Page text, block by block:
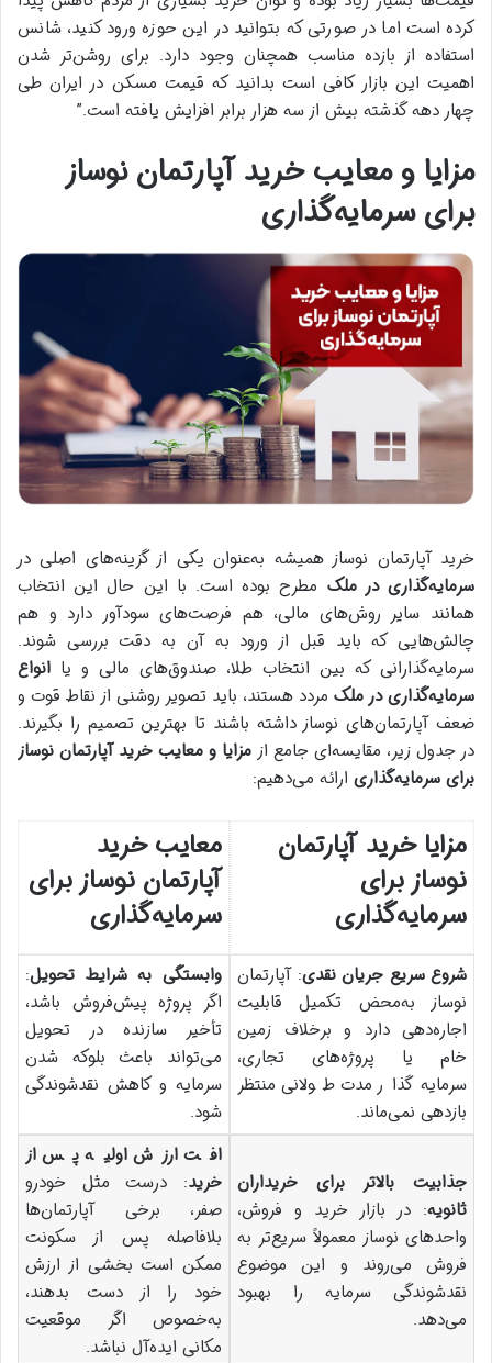
کرده است اما در صورتی که بتوانید در این حوزه ورود کنید، شانس
استفاده از بازده مناسب همچنان وجود دارد. برای روشن‌تر شدن
اهمیت این بازار کافی است بدانید که قیمت مسکن در ایران طی
چهار دهه گذشته بیش از سه هزار برابر افزایش یافته است.”
مزایا و معایب خرید آپارتمان نوساز
برای سرمایه‌گذاری
خرید آپارتمان نوساز همیشه به‌عنوان یکی از گزینه‌های اصلی در
سرمایه‌گذاری در ملک مطرح بوده است. با این حال این انتخاب
همانند سایر روش‌های مالی، هم فرصت‌های سودآور دارد و هم
چالش‌هایی که باید قبل از ورود به آن به دقت بررسی شوند.
سرمایه‌گذارانی که بین انتخاب طلا، صندوق‌های مالی و یا انواع
سرمایه‌گذاری در ملک مردد هستند، باید تصویر روشنی از نقاط قوت و
ضعف آپارتمان‌های نوساز داشته باشند تا بهترین تصمیم را بگیرند.
در جدول زیر، مقایسه‌ای جامع از مزایا و معایب خرید آپارتمان نوساز
برای سرمایه‌گذاری ارائه می‌دهیم:
مزایاخرید آپارتمان
نوساز برای
سرمایه‌گذاری
معایبخرید
آپارتمان نوساز برای
سرمایه‌گذاری
شروع سریع جریان نقدی: آپارتمان
نوساز به‌محض تکمیل قابلیت
اجاره‌دهی دارد و برخلاف زمین
خام یا پروژه‌های تجاری،
سرمایه‌گذار مدت طولانی منتظر
بازدهی نمی‌ماند.
وابستگی به شرایط تحویل:
اگر پروژه پیش‌فروش باشد،
تأخیر سازنده در تحویل
می‌تواند باعث بلوکه شدن
سرمایه و کاهش نقدشوندگی
شود.
جذابیت بالاتر برای خریداران
ثانویه: در بازار خرید و فروش،
واحدهای نوساز معمولاً سریع‌تر به
فروش می‌روند و این موضوع
نقدشوندگی سرمایه را بهبود
می‌دهد.
افت ارزش اولیه پس از
خرید: درست مثل خودرو
صفر، برخی آپارتمان‌ها
بلافاصله پس از سکونت
ممکن است بخشی از ارزش
خود را از دست بدهند،
به‌خصوص اگر موقعیت
مکانی ایده‌آل نباشد.